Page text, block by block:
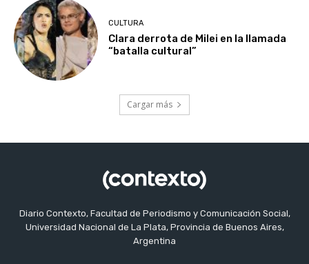
CULTURA
Clara derrota de Milei en la llamada
“batalla cultural”
Cargar más
Diario Contexto, Facultad de Periodismo y Comunicación Social,
Universidad Nacional de La Plata, Provincia de Buenos Aires,
Argentina